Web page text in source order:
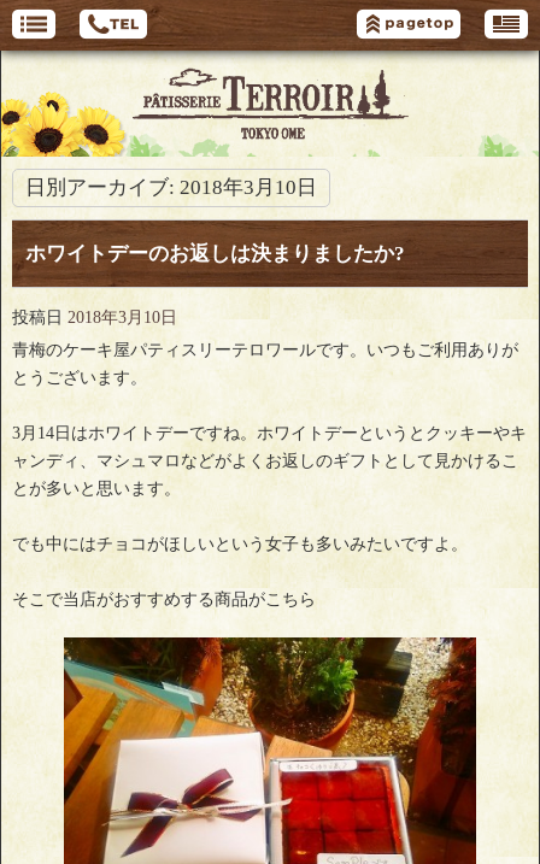
日別アーカイブ: 2018年3月10日
ホワイトデーのお返しは決まりましたか?
投稿日 2018年3月10日
青梅のケーキ屋パティスリーテロワールです。いつもご利用ありが
とうございます。
3月14日はホワイトデーですね。ホワイトデーというとクッキーやキ
ャンディ、マシュマロなどがよくお返しのギフトとして見かけるこ
とが多いと思います。
でも中にはチョコがほしいという女子も多いみたいですよ。
そこで当店がおすすめする商品がこちら